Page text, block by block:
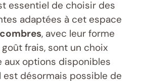
essentiel de choisir des
adaptées à cet espace
, avec leur forme
frais, sont un choix
aux options disponibles
est désormais possible de